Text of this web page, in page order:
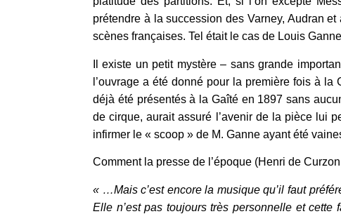
prétendre à la succession des Varney, Audran
scènes françaises. Tel était le cas de Louis
Il existe un petit mystère – sans grande
l’ouvrage a été donné pour la première fois à
déjà été présentés à la Gaîté en 1897 sans
de cirque, aurait assuré l’avenir de la pièce lui
infirmer le « scoop » de M. Ganne ayant été
Comment la presse de l’époque (Henri de
« …Mais c’est encore la musique qu’il faut
Elle n’est pas toujours très personnelle et cette